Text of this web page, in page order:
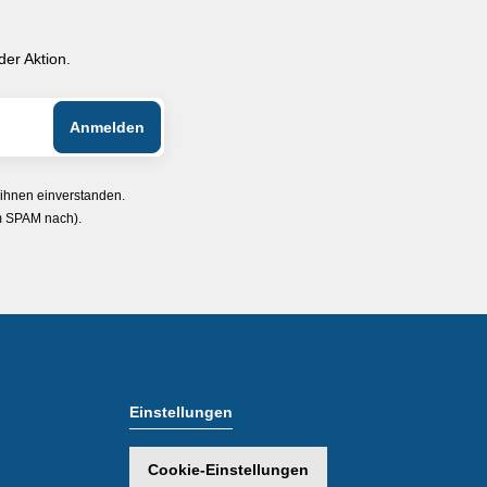
Aktion.
einverstanden.
nach).
Einstellungen
Cookie-Einstellungen